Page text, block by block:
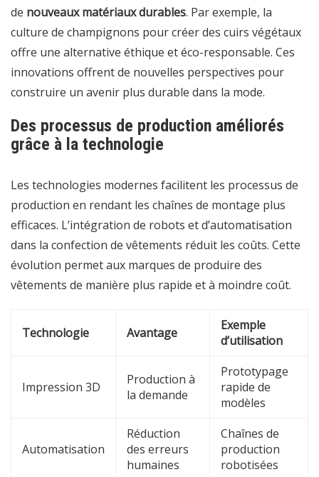
de nouveaux matériaux durables. Par exemple, la
culture de champignons pour créer des cuirs végétaux
offre une alternative éthique et éco-responsable. Ces
innovations offrent de nouvelles perspectives pour
construire un avenir plus durable dans la mode.
Des processus de production améliorés
grâce à la technologie
Les technologies modernes facilitent les processus de
production en rendant les chaînes de montage plus
efficaces. L’intégration de robots et d’automatisation
dans la confection de vêtements réduit les coûts. Cette
évolution permet aux marques de produire des
vêtements de manière plus rapide et à moindre coût.
Technologie Avantage
Exemple
d’utilisation
Impression 3D
Production à
la demande
Prototypage
rapide de
modèles
Automatisation
Réduction
des erreurs
humaines
Chaînes de
production
robotisées